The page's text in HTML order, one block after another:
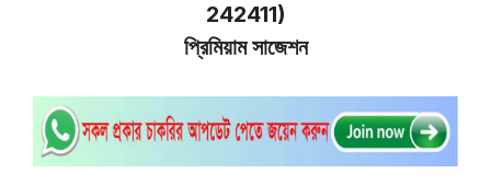
242411)
প্রিমিয়াম সাজেশন